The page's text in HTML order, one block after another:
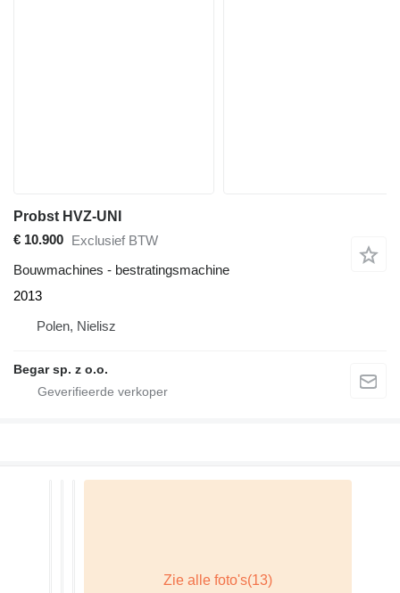
Probst HVZ-UNI
€ 10.900 Exclusief BTW
Bouwmachines - bestratingsmachine
2013
Polen, Nielisz
Begar sp. z o.o.